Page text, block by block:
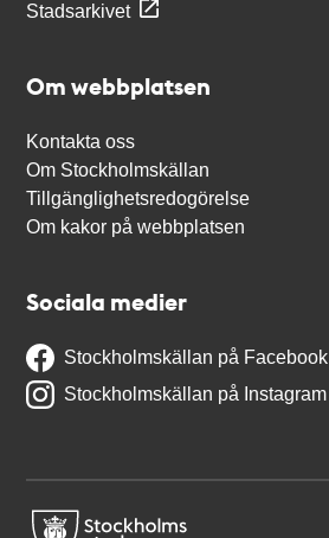
Stadsarkivet
Om webbplatsen
Kontakta oss
Om Stockholmskällan
Tillgänglighetsredogörelse
Om kakor på webbplatsen
Sociala medier
Stockholmskällan på Facebook
Stockholmskällan på Instagram